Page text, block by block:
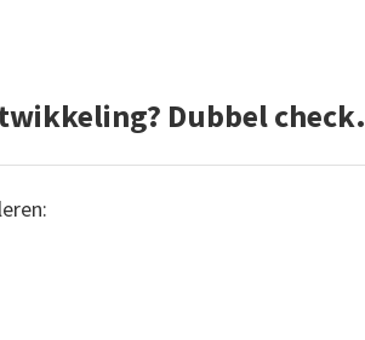
Dubbel check.